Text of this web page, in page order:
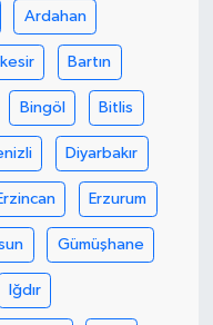
Ardahan
Bartın
Bingöl Bitlis
Diyarbakır
Erzurum
Gümüşhane
Iğdır